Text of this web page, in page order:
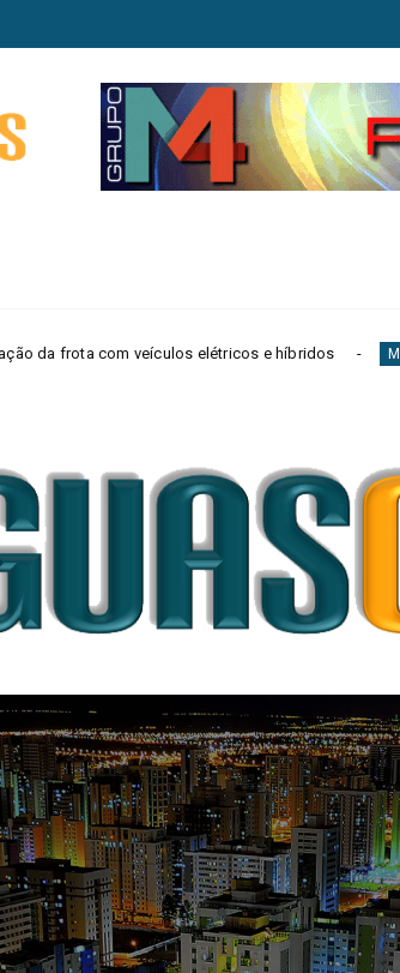
elétricos e híbridos MAIS AGUAS CLARAS